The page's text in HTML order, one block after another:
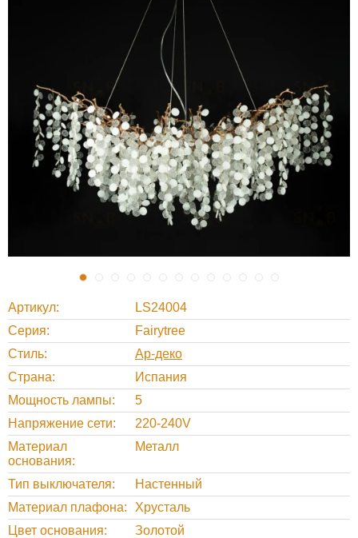
Артикул
LS24004
Серия
Fairytree
Стиль
Ар-деко
Страна
Испания
Мощность лампы
5
Напряжение сети
220-240V
Материал
основания
Металл
Тип выключателя
Настенный
Материал плафона
Хрусталь
Цвет основания
Золотой